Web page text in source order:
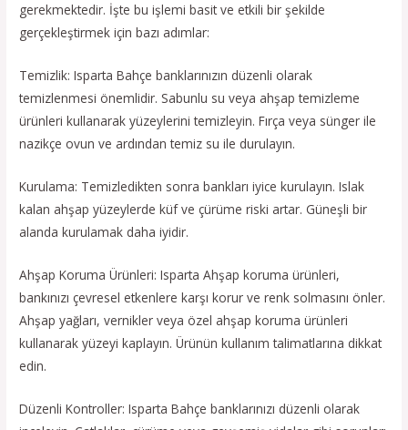
gerekmektedir. İşte bu işlemi basit ve etkili bir şekilde
gerçekleştirmek için bazı adımlar:
Temizlik: Isparta Bahçe banklarınızın düzenli olarak
temizlenmesi önemlidir. Sabunlu su veya ahşap temizleme
ürünleri kullanarak yüzeylerini temizleyin. Fırça veya sünger ile
nazikçe ovun ve ardından temiz su ile durulayın.
Kurulama: Temizledikten sonra bankları iyice kurulayın. Islak
kalan ahşap yüzeylerde küf ve çürüme riski artar. Güneşli bir
alanda kurulamak daha iyidir.
Ahşap Koruma Ürünleri: Isparta Ahşap koruma ürünleri,
bankınızı çevresel etkenlere karşı korur ve renk solmasını önler.
Ahşap yağları, vernikler veya özel ahşap koruma ürünleri
kullanarak yüzeyi kaplayın. Ürünün kullanım talimatlarına dikkat
edin.
Düzenli Kontroller: Isparta Bahçe banklarınızı düzenli olarak